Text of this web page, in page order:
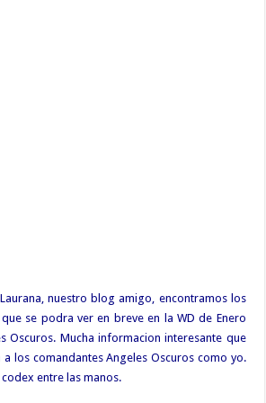
nuestro blog amigo, encontramos los
se podra ver en breve en la WD de Enero
Oscuros. Mucha informacion interesante que
los comandantes Angeles Oscuros como yo.
entre las manos.